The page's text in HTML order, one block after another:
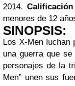
2014.
menores de 12
SINOPSIS:
Los X-Men luchan
una guerra que
personajes de la
Men” unen sus